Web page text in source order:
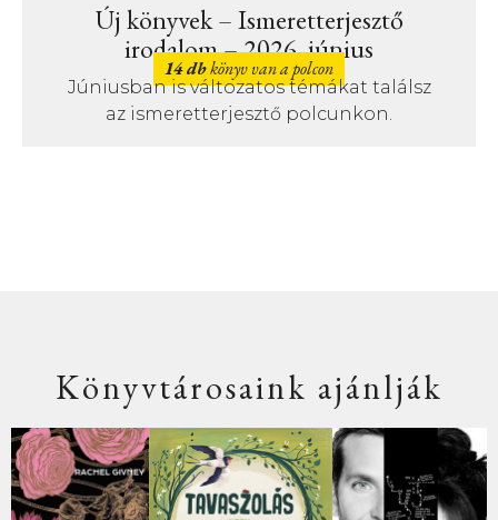
Új könyvek – Ismeretterjesztő
irodalom – 2026. június
14 dbkönyv van a polcon
Júniusban is változatos témákat találsz
az ismeretterjesztő polcunkon.
Könyvtárosaink ajánlják